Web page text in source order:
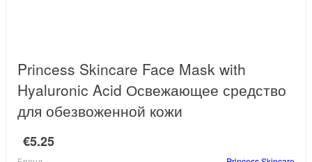
Princess Skincare Face Mask with
Hyaluronic Acid Освежающее средство
для обезвоженной кожи
€5.25